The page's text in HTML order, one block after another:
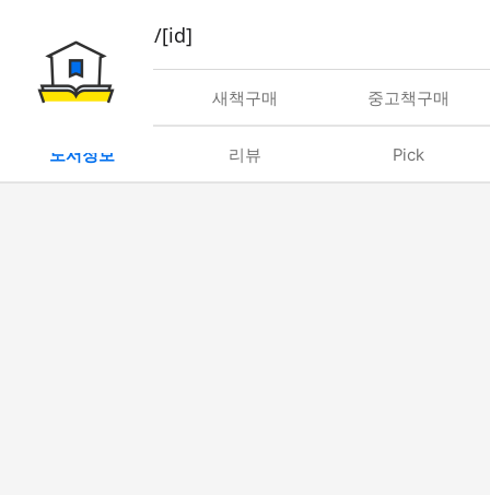
book/rent/[id]
대여 새책구매 중고책구매
도서정보 리뷰 Pick